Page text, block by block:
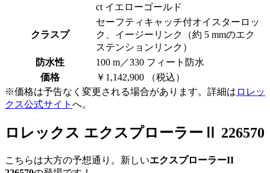
ct イエローゴールド
クラスプ
セーフティキャッチ付オイスターロッ
ク、イージーリンク（約 5 mmのエク
ステンションリンク）
防水性
100 m／330 フィート防水
価格
￥1,142,900 （税込）
※価格は予告なく変更される場合があります。詳細は ロレッ
クス公式サイト へ。
ロレックス エクスプローラーⅡ 226570
こちらは大方の予想通り。新しいエクスプローラーII